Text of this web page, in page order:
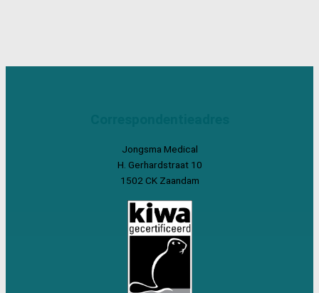
Jongsma Medical
H. Gerhardstraat 10
1502 CK Zaandam